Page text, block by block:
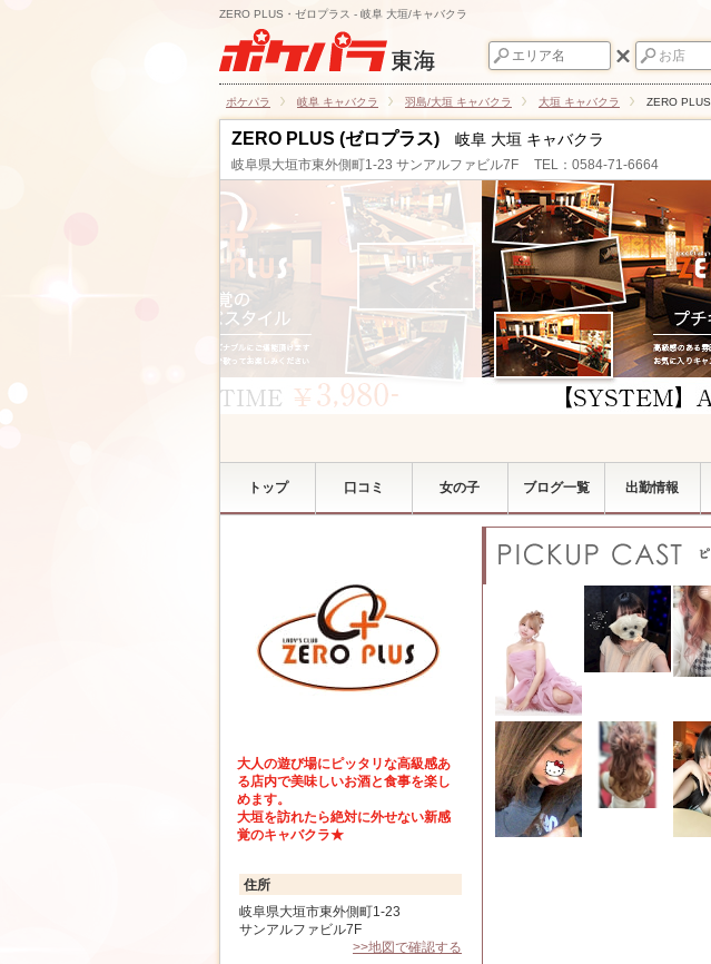
ZERO PLUS・ゼロプラス - 岐阜 大垣/キャバクラ
ポケパラ 岐阜 キャバクラ 羽島/大垣 キャバクラ 大垣 キャバクラ ZERO PLUS
ZERO PLUS (ゼロプラス) 岐阜 大垣 キャバクラ
岐阜県大垣市東外側町1-23 サンアルファビル7F TEL：0584-71-6664
トップ 口コミ 女の子 ブログ一覧 出勤情報
大人の遊び場にピッタリな高級感あ
る店内で美味しいお酒と食事を楽し
めます。
大垣を訪れたら絶対に外せない新感
覚のキャバクラ★
住所
岐阜県大垣市東外側町1-23
サンアルファビル7F
>>地図で確認する